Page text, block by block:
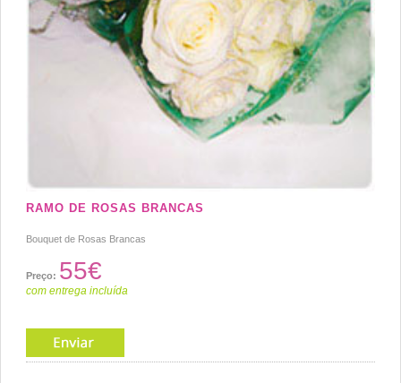
RAMO DE ROSAS BRANCAS
Bouquet de Rosas Brancas
Preço: 55€
com entrega incluída